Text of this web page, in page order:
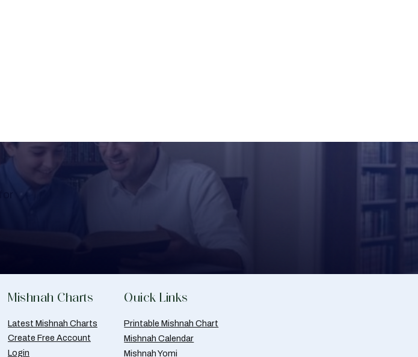
Mishnah Charts
Latest Mishnah Charts
Create Free Account
Login
Quick Links
Printable Mishnah Chart
Mishnah Calendar
Mishnah Yomi